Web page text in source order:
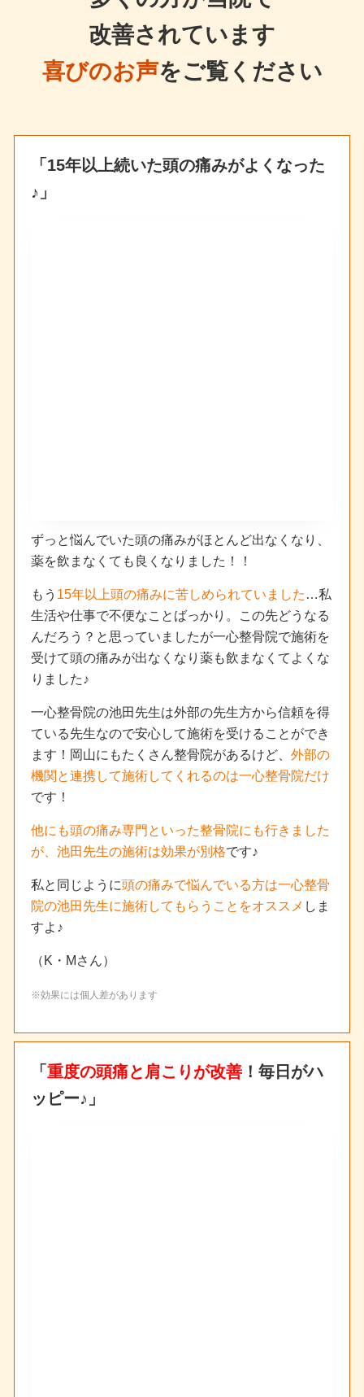
改善されています
喜びのお声をご覧ください
「15年以上続いた頭の痛みがよくなった
♪」
ずっと悩んでいた頭の痛みがほとんど出なくなり、
薬を飲まなくても良くなりました！！
もう 15年以上頭の痛みに苦しめられていました …私
生活や仕事で不便なことばっかり。この先どうなる
んだろう？と思っていましたが一心整骨院で施術を
受けて頭の痛みが出なくなり薬も飲まなくてよくな
りました♪
一心整骨院の池田先生は外部の先生方から信頼を得
ている先生なので安心して施術を受けることができ
ます！岡山にもたくさん整骨院があるけど、 外部の
機関と連携して施術してくれるのは一心整骨院だけ
です！
他にも頭の痛み専門といった整骨院にも行きました
が、池田先生の施術は効果が別格です♪
私と同じように頭の痛みで悩んでいる方は一心整骨
院の池田先生に施術してもらうことをオススメ しま
すよ♪
（K・Mさん）
※効果には個人差があります
「 重度の頭痛と肩こりが改善！毎日がハ
ッピー♪」